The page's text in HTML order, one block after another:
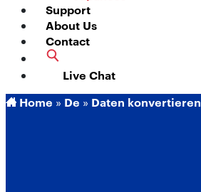
Support
About Us
Contact
Live Chat
Home » De » Daten konvertieren